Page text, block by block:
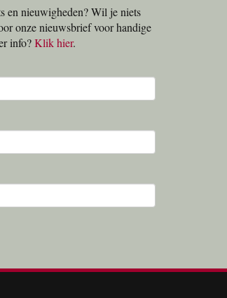
en nieuwigheden? Wil je niets
onze nieuwsbrief voor handige
info?Klik hier.